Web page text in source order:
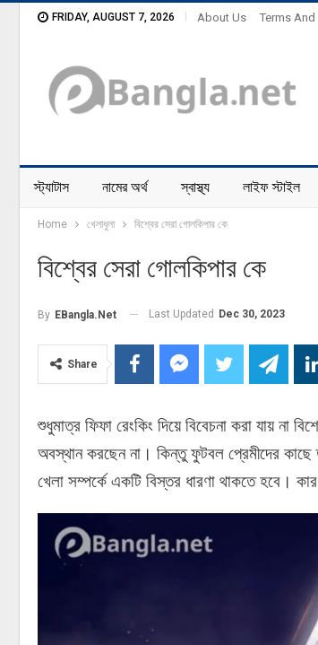
FRIDAY, AUGUST 7, 2026 About Us Terms
স্ট্যাটাস নামের অর্থ স্বাস্থ্য লাইফ স্টাইল
Home খেলাধুলা বিশ্বের সেরা গোলকিপার কে
বিশ্বের সেরা গোলকিপার কে
By EBangla.net Last Updated Dec 30, 2023
Share
শুধুমাত্র ফিফা রেংকিং দিয়ে বিবেচনা করা যায় না
অবস্থান করছেন না। কিন্তু ফুটবল প্রেমীদের কাছে
খেলা সম্পর্কে একটি বিস্তর ধারণা থাকতে হবে।